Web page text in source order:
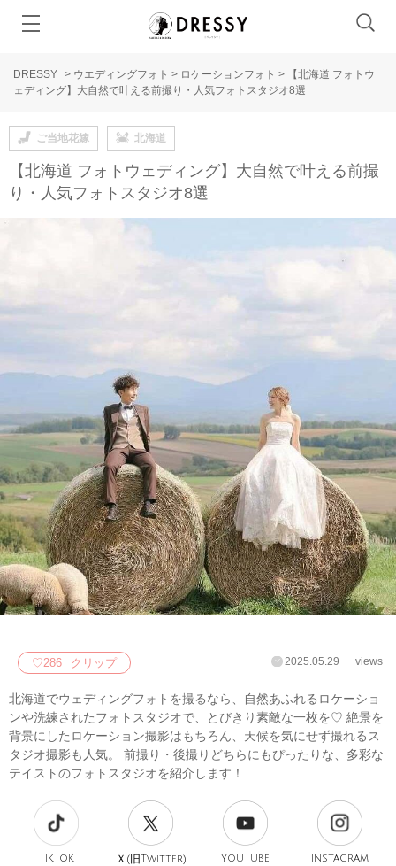
DRESSY > ウエディングフォト > ロケーションフォト >
【北海道 フォトウ
ェディング】大自然で叶える前撮り・人気フォトスタジオ8選
ご当地花嫁 北海道
【北海道 フォトウェディング】大自然で叶える前撮
り・人気フォトスタジオ8選
♡286 クリップ 2025.05.29 views
北海道でウェディングフォトを撮るなら、自然あふれるロケーショ
ンや洗練されたフォトスタジオで、とびきり素敵な一枚を♡ 絶景を
背景にしたロケーション撮影はもちろん、天候を気にせず撮れるス
タジオ撮影も人気。 前撮り・後撮りどちらにもぴったりな、多彩な
テイストのフォトスタジオを紹介します！
TikTok Ｘ(旧Twitter) YouTube Instagram